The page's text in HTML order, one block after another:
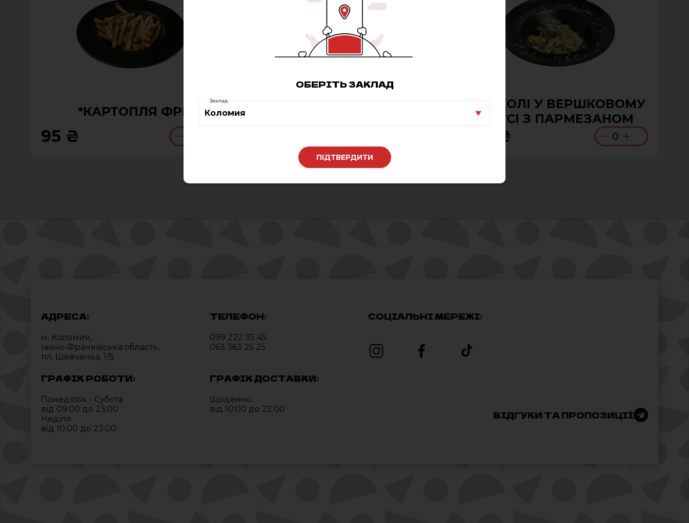
*КАРТОПЛЯ ФРІ
95 ₴
БРОКОЛІ У ВЕРШКОВОМУ
СОУСІ З ПАРМЕЗАНОМ
130 ₴ 0
АДРЕСА:
м. Коломия,
Івано-Франківська область,
пл. Шевченка, 1/5
ТЕЛЕФОН:
099 222 35 45
063 363 25 25
ГРАФІК РОБОТИ:
Понеділок - Субота
від 09:00 до 23:00
Неділя
від 10:00 до 23:00
ГРАФІК ДОСТАВКИ:
Щоденно
від 10:00 до 22:00
СОЦІАЛЬНІ МЕРЕЖІ:
ВІДГУКИ ТА ПРОПОЗИЦІЇ
ОБЕРІТЬ ЗАКЛАД
Коломия
Заклад
ПІДТВЕРДИТИ